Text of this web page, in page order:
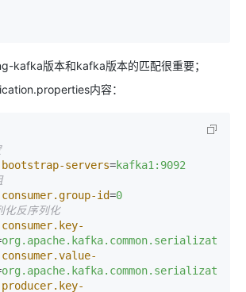
kafka版本和kafka版本的匹配很重要；
内容：
servers=kafka1:9092
id=0
反序列化